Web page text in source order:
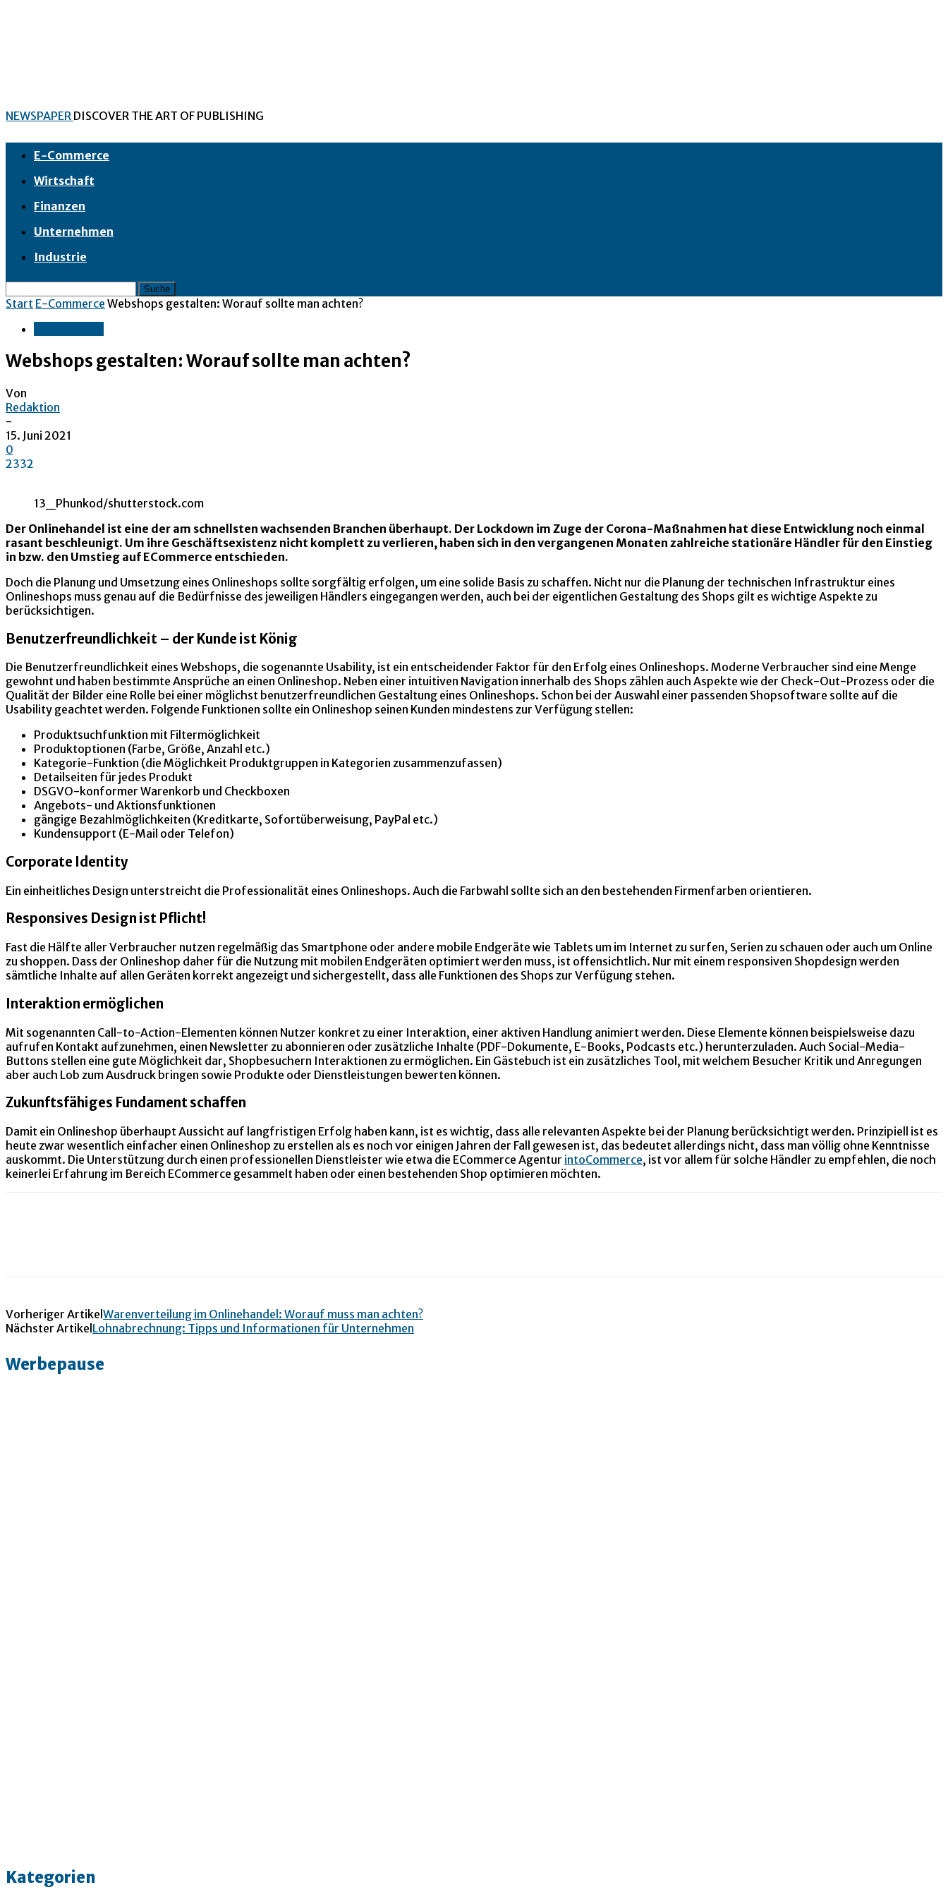
NEWSPAPER DISCOVER THE ART OF PUBLISHING
E-Commerce
Wirtschaft
Finanzen
Unternehmen
Industrie
Start E-Commerce Webshops gestalten: Worauf sollte man achten?
Webshops gestalten: Worauf sollte man achten?
Von
Redaktion
-
15. Juni 2021
0
2332
13_Phunkod/shutterstock.com
Der Onlinehandel ist eine der am schnellsten wachsenden Branchen überhaupt. Der Lockdown im Zuge der Corona-Maßnahmen hat diese Entwicklung noch einmal
rasant beschleunigt. Um ihre Geschäftsexistenz nicht komplett zu verlieren, haben sich in den vergangenen Monaten zahlreiche stationäre Händler für den Einstieg
in bzw. den Umstieg auf ECommerce entschieden.
Doch die Planung und Umsetzung eines Onlineshops sollte sorgfältig erfolgen, um eine solide Basis zu schaffen. Nicht nur die Planung der technischen Infrastruktur eines
Onlineshops muss genau auf die Bedürfnisse des jeweiligen Händlers eingegangen werden, auch bei der eigentlichen Gestaltung des Shops gilt es wichtige Aspekte zu
berücksichtigen.
Benutzerfreundlichkeit – der Kunde ist König
Die Benutzerfreundlichkeit eines Webshops, die sogenannte Usability, ist ein entscheidender Faktor für den Erfolg eines Onlineshops. Moderne Verbraucher sind eine Menge
gewohnt und haben bestimmte Ansprüche an einen Onlineshop. Neben einer intuitiven Navigation innerhalb des Shops zählen auch Aspekte wie der Check-Out-Prozess oder die
Qualität der Bilder eine Rolle bei einer möglichst benutzerfreundlichen Gestaltung eines Onlineshops. Schon bei der Auswahl einer passenden Shopsoftware sollte auf die
Usability geachtet werden. Folgende Funktionen sollte ein Onlineshop seinen Kunden mindestens zur Verfügung stellen:
Produktsuchfunktion mit Filtermöglichkeit
Produktoptionen (Farbe, Größe, Anzahl etc.)
Kategorie-Funktion (die Möglichkeit Produktgruppen in Kategorien zusammenzufassen)
Detailseiten für jedes Produkt
DSGVO-konformer Warenkorb und Checkboxen
Angebots- und Aktionsfunktionen
gängige Bezahlmöglichkeiten (Kreditkarte, Sofortüberweisung, PayPal etc.)
Kundensupport (E-Mail oder Telefon)
Corporate Identity
Ein einheitliches Design unterstreicht die Professionalität eines Onlineshops. Auch die Farbwahl sollte sich an den bestehenden Firmenfarben orientieren.
Responsives Design ist Pflicht!
Fast die Hälfte aller Verbraucher nutzen regelmäßig das Smartphone oder andere mobile Endgeräte wie Tablets um im Internet zu surfen, Serien zu schauen oder auch um Online
zu shoppen. Dass der Onlineshop daher für die Nutzung mit mobilen Endgeräten optimiert werden muss, ist offensichtlich. Nur mit einem responsiven Shopdesign werden
sämtliche Inhalte auf allen Geräten korrekt angezeigt und sichergestellt, dass alle Funktionen des Shops zur Verfügung stehen.
Interaktion ermöglichen
Mit sogenannten Call-to-Action-Elementen können Nutzer konkret zu einer Interaktion, einer aktiven Handlung animiert werden. Diese Elemente können beispielsweise dazu
aufrufen Kontakt aufzunehmen, einen Newsletter zu abonnieren oder zusätzliche Inhalte (PDF-Dokumente, E-Books, Podcasts etc.) herunterzuladen. Auch Social-Media-
Buttons stellen eine gute Möglichkeit dar, Shopbesuchern Interaktionen zu ermöglichen. Ein Gästebuch ist ein zusätzliches Tool, mit welchem Besucher Kritik und Anregungen
aber auch Lob zum Ausdruck bringen sowie Produkte oder Dienstleistungen bewerten können.
Zukunftsfähiges Fundament schaffen
Damit ein Onlineshop überhaupt Aussicht auf langfristigen Erfolg haben kann, ist es wichtig, dass alle relevanten Aspekte bei der Planung berücksichtigt werden. Prinzipiell ist es
heute zwar wesentlich einfacher einen Onlineshop zu erstellen als es noch vor einigen Jahren der Fall gewesen ist, das bedeutet allerdings nicht, dass man völlig ohne Kenntnisse
auskommt. Die Unterstützung durch einen professionellen Dienstleister wie etwa die ECommerce Agentur intoCommerce, ist vor allem für solche Händler zu empfehlen, die noch
keinerlei Erfahrung im Bereich ECommerce gesammelt haben oder einen bestehenden Shop optimieren möchten.
Vorheriger Artikel Warenverteilung im Onlinehandel: Worauf muss man achten?
Nächster Artikel Lohnabrechnung: Tipps und Informationen für Unternehmen
Werbepause
Kategorien